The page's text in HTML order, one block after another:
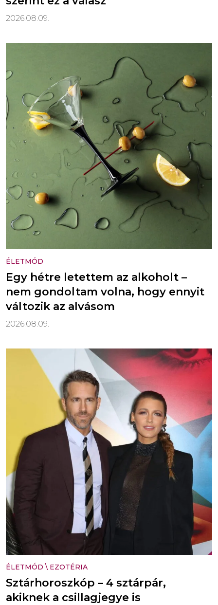
2026.08.09.
ÉLETMÓD
Egy hétre letettem az alkoholt –
nem gondoltam volna, hogy ennyit
változik az alvásom
2026.08.09.
ÉLETMÓD \ EZOTÉRIA
Sztárhoroszkóp – 4 sztárpár,
akiknek a csillagjegye is